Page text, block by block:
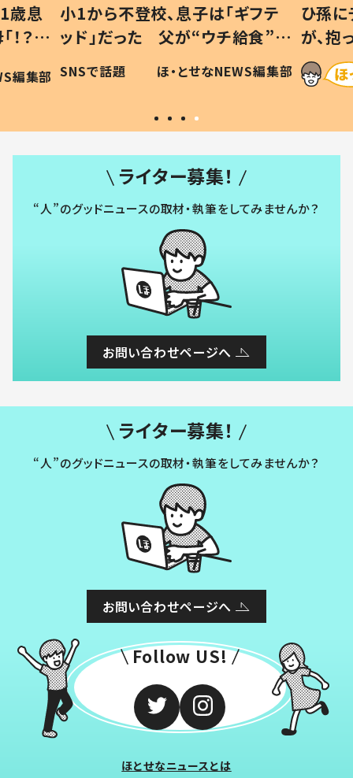
歳息
？」
編集部
小1から不登校、息子は「ギフテ
ッド」だった 父が“ウチ給食”を
作り続ける理由とは #令和の親
#令和の子
SNSで話題 ほ・とせなNEWS編集部
ひ孫
が、
「涙が
い」
ライター募集！
“人”のグッドニュースの取材・執筆をしてみませんか？
お問い合わせページへ
ライター募集！
“人”のグッドニュースの取材・執筆をしてみませんか？
お問い合わせページへ
Follow US!
ほとせなニュースとは